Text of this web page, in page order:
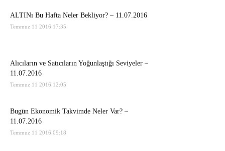
ALTINı Bu Hafta Neler Bekliyor? – 11.07.2016
Temmuz 11 2016 17:35
Alıcıların ve Satıcıların Yoğunlaştığı Seviyeler –
11.07.2016
Temmuz 11 2016 12:05
Bugün Ekonomik Takvimde Neler Var? –
11.07.2016
Temmuz 11 2016 09:18